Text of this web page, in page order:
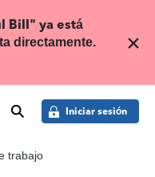
Bill" ya está
directamente.
buscar Iniciar sesión
trabajo